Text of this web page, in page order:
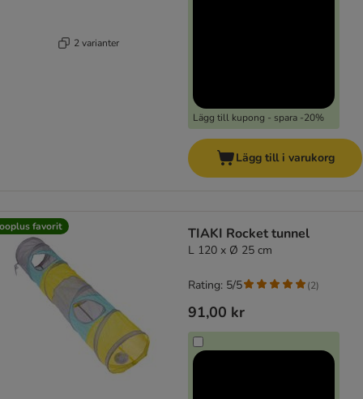
2 varianter
Lägg till kupong - spara -20%
Lägg till i varukorg
favorit TIAKI Rocket tunnel
L 120 x Ø 25 cm
91,00 kr
Rating: 5/5 (2)